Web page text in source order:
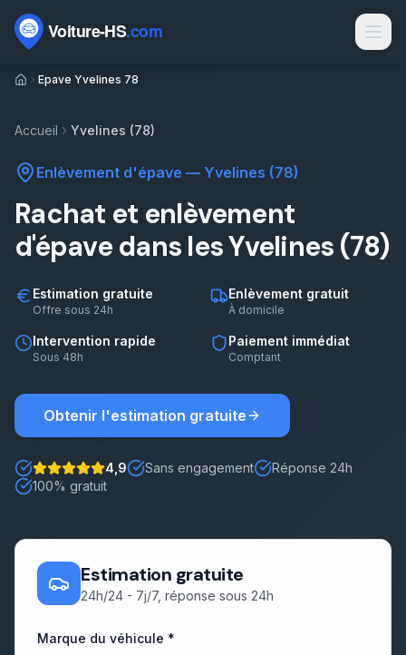
Passer au contenu
Marques Contact
Rachat épave
Épaviste par ville
Motorisations
Électrique HS par département
Sinistres
Epave Yvelines 78
Accueil Yvelines (78)
Enlèvement d'épave — Yvelines (78)
Rachat et enlèvement
d'épave dans les Yvelines (78)
Estimation gratuite
Offre sous 24h
Enlèvement gratuit
À domicile
Intervention rapide
Sous 48h
Paiement immédiat
Comptant
Obtenir l'estimation gratuite
Note : 5 étoiles sur 5
4,9 Sans engagement
Réponse 24h
100% gratuit
Estimation gratuite
24h/24 - 7j/7, réponse sous 24h
Marque du véhicule *